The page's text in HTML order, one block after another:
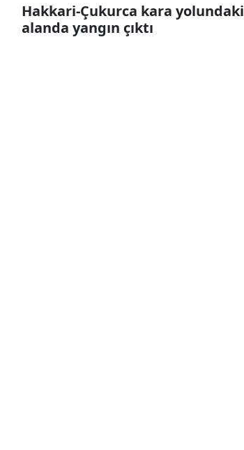
Hakkari-Çukurca kara yolundaki
alanda yangın çıktı